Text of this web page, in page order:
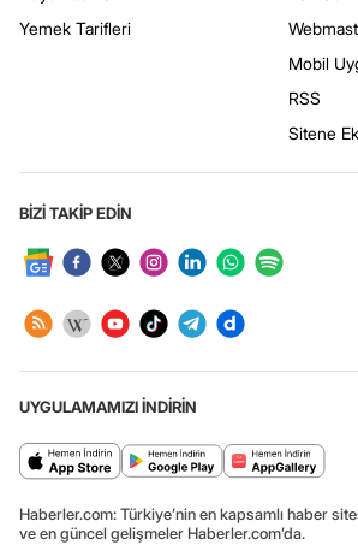
Yemek Tarifleri
Mobil
RSS
Sitene
BİZİ TAKİP EDİN
UYGULAMAMIZI İNDİRİN
Haberler.com: Türkiye’nin en kapsamlı haber
ve en güncel gelişmeler Haberler.com’da.